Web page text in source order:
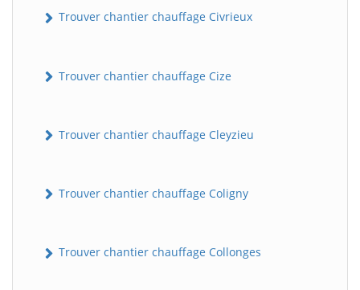
Trouver chantier chauffage Civrieux
Trouver chantier chauffage Cize
Trouver chantier chauffage Cleyzieu
Trouver chantier chauffage Coligny
Trouver chantier chauffage Collonges